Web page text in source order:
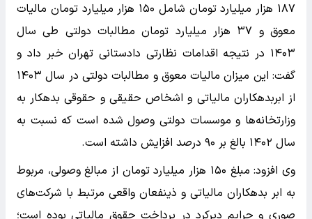
۱۸۷ هزار میلیارد تومان شامل ۱۵۰ هزار میلیارد تومان مالیات
معوق و ۳۷ هزار میلیارد تومان مطالبات دولتی طی سال
۱۴۰۳ در نتیجه اقدامات نظارتی دادستانی تهران خبر داد و
گفت: این میزان مالیات معوق و مطالبات دولتی در سال ۱۴۰۳
از ابربدهکاران مالیاتی و اشخاص حقیقی و حقوقی بدهکار به
وزارتخانه‌ها و موسسات دولتی وصول شده است که نسبت به
سال ۱۴۰۲ بالغ بر ۹۰ درصد افزایش داشته است.
وی افزود: مبلغ ۱۵۰ هزار میلیارد تومان از مبالغ وصولی، مربوط
به ابر بدهکاران مالیاتی و ذینفعان واقعی مرتبط با شرکت‌های